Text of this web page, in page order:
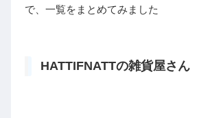
で、一覧をまとめてみました
HATTIFNATTの雑貨屋さん